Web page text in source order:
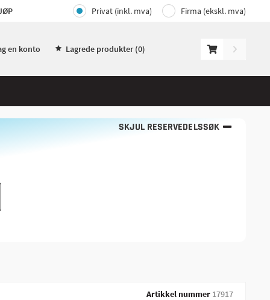
Privat (inkl. mva) Firma (ekskl. mva)
en konto Lagrede produkter (0)
SKJUL RESERVEDELSSØK
Artikkel nummer 17917